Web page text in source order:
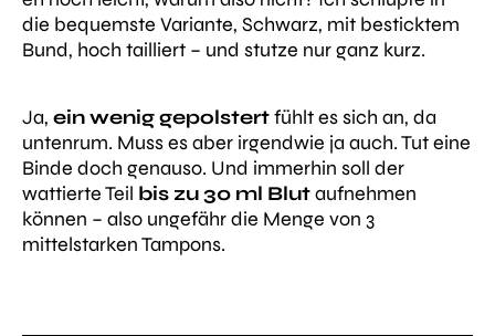
die bequemste Variante, Schwarz, mit besticktem
Bund, hoch tailliert – und stutze nur ganz kurz.
Ja, ein wenig gepolstertfühlt es sich an, da
untenrum. Muss es aber irgendwie ja auch. Tut eine
Binde doch genauso. Und immerhin soll der
wattierte Teil bis zu 30 ml Blutaufnehmen
können – also ungefähr die Menge von 3
mittelstarken Tampons.